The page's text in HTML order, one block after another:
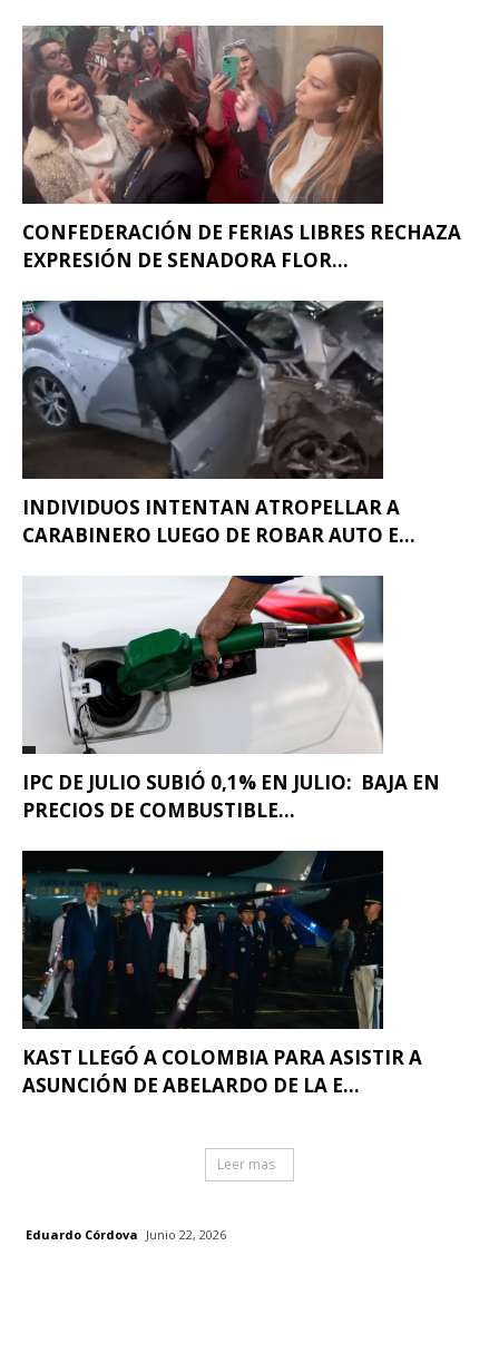
CONFEDERACIÓN DE FERIAS LIBRES RECHAZA
EXPRESIÓN DE SENADORA FLOR...
INDIVIDUOS INTENTAN ATROPELLAR A
CARABINERO LUEGO DE ROBAR AUTO E...
IPC DE JULIO SUBIÓ 0,1% EN JULIO: BAJA EN
PRECIOS DE COMBUSTIBLE...
KAST LLEGÓ A COLOMBIA PARA ASISTIR A
ASUNCIÓN DE ABELARDO DE LA E...
Leer mas
Eduardo Córdova Junio 22, 2026